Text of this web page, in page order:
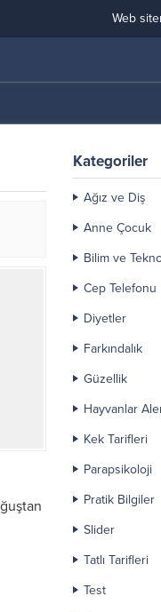
Web
Kategoriler
Ağız ve Diş
Anne Çocuk
Bilim ve
Cep Telefonu
Diyetler
Farkındalık
Güzellik
Hayvanlar
Kek Tarifleri
Parapsikoloji
Pratik Bilgiler
Slider
Tatlı Tarifleri
Test